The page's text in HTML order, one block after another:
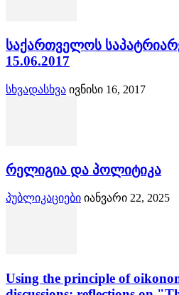
საქართველოს
15.06.2017
სხვადასხვა ივნისი 16, 2017
რელიგია და პოლიტიკა
პუბლიკაციები იანვარი 22, 2025
Using the principle of